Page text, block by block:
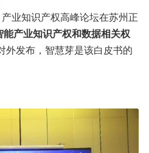
产业知识产权高峰论坛在苏州正
能产业知识产权和数据相关权
外发布，智慧芽是该白皮书的